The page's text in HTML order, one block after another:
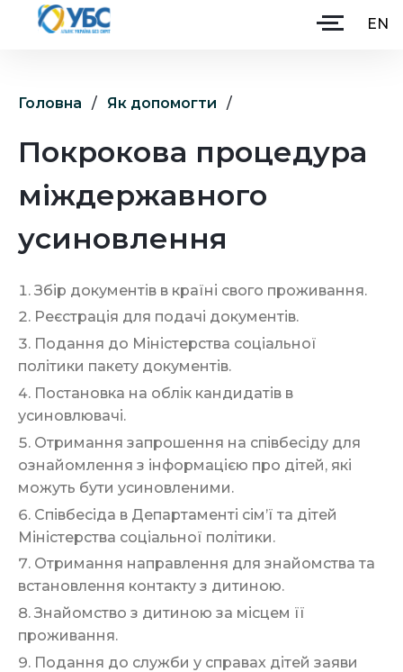
EN
Про Альянс
Партнери
Як допомогти
Навчання
Долучитися
Головна / Як допомогти /
Покрокова процедура
міждержавного
усиновлення
Збір документів в країні свого проживання.
Реєстрація для подачі документів.
Подання до Міністерства соціальної
політики пакету документів.
Постановка на облік кандидатів в
усиновлювачі.
Отримання запрошення на співбесіду для
ознайомлення з інформацією про дітей, які
можуть бути усиновленими.
Співбесіда в Департаменті сім’ї та дітей
Міністерства соціальної політики.
Отримання направлення для знайомства та
встановлення контакту з дитиною.
Знайомство з дитиною за місцем її
проживання.
Подання до служби у справах дітей заяви